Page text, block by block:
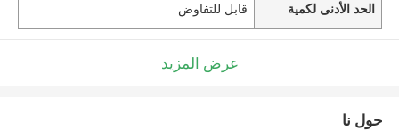
الحد الأدنى لكمية قابل للتفاوض
عرض المزيد
حول نا